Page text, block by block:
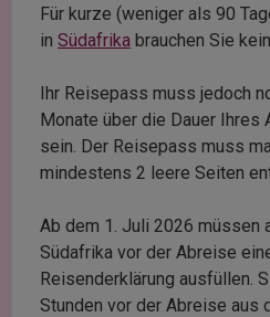
Für kurze (weniger als 90
inSüdafrika brauchen Sie
Ihr Reisepass muss jedoch
Monate über die Dauer Ihres
sein. Der Reisepass muss
mindestens 2 leere Seiten
Ab dem 1. Juli 2026 müssen
Südafrika vor der Abreise
Reisenderklärung ausfüllen.
Stunden vor der Abreise aus